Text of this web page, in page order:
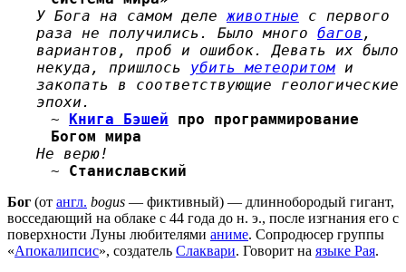
У Бога на самом деле животные с первого
раза не получились. Было много багов ,
вариантов, проб и ошибок. Девать их было
некуда, пришлось убить метеоритом и
закопать в соответствующие геологические
эпохи.
~ Книга Бэшей про программирование
Богом мира
Не верю!
~ Станиславский
Бог (от англ. bogus — фиктивный) — длиннобородый гигант,
восседающий на облаке с 44 года до н. э., после изгнания его с
поверхности Луны любителями аниме. Сопродюсер группы
«Апокалипсис», создатель Слаквари. Говорит на языке Рая.